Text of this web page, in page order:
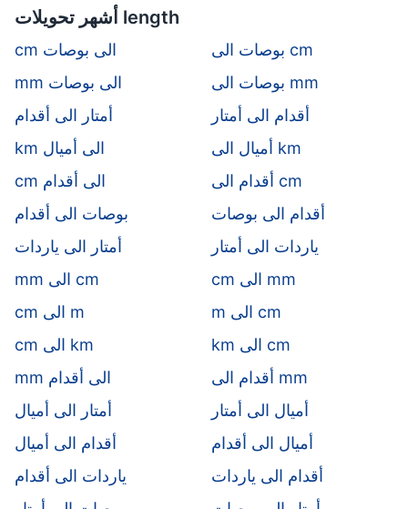
أشهر تحويلات length
cm الى بوصات
بوصات الى cm
mm الى بوصات
بوصات الى mm
أمتار الى أقدام
أقدام الى أمتار
km الى أميال
أميال الى km
cm الى أقدام
أقدام الى cm
بوصات الى أقدام
أقدام الى بوصات
أمتار الى ياردات
ياردات الى أمتار
mm الى cm
cm الى mm
cm الى m
m الى cm
cm الى km
km الى cm
mm الى أقدام
أقدام الى mm
أمتار الى أميال
أميال الى أمتار
أقدام الى أميال
أميال الى أقدام
ياردات الى أقدام
أقدام الى ياردات